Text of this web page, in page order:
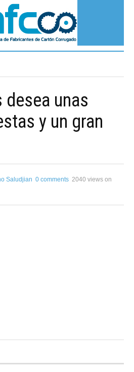
desea unas
y un gran
Saludjian 0 comments 2040 views on